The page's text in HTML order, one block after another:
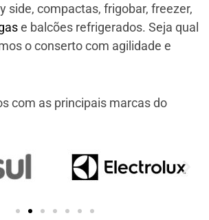
side, compactas, frigobar, freezer,
e balcões refrigerados. Seja qual
o conserto com agilidade e
com as principais marcas do